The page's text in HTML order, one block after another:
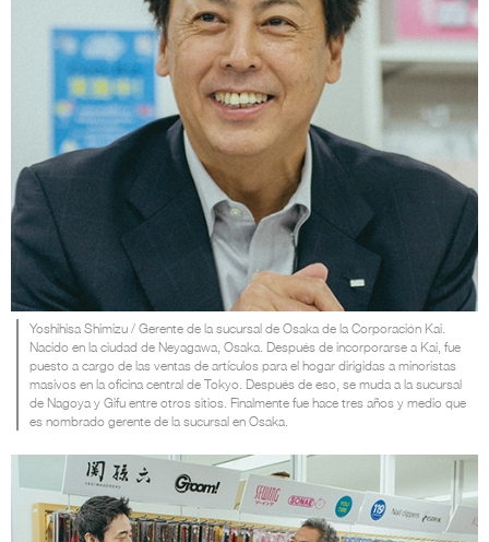
Yoshihisa Shimizu / Gerente de la sucursal de Osaka de la Corporación Kai.
Nacido en la ciudad de Neyagawa, Osaka. Después de incorporarse a Kai, fue
puesto a cargo de las ventas de artículos para el hogar dirigidas a minoristas
masivos en la oficina central de Tokyo. Después de eso, se muda a la sucursal
de Nagoya y Gifu entre otros sitios. Finalmente fue hace tres años y medio que
es nombrado gerente de la sucursal en Osaka.